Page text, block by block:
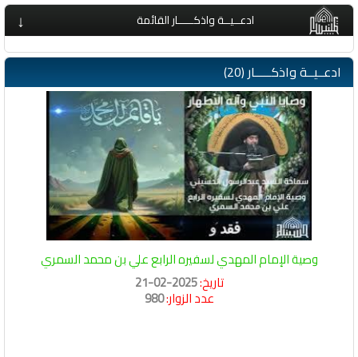
↓ ادعــيــة واذكـــــار القائمة
ادعــيــة واذكـــــار (20)
وصية الإمام المهدي لسفيره الرابع علي بن محمد السمري
تاريخ:2025-02-21
عدد الزوار:980